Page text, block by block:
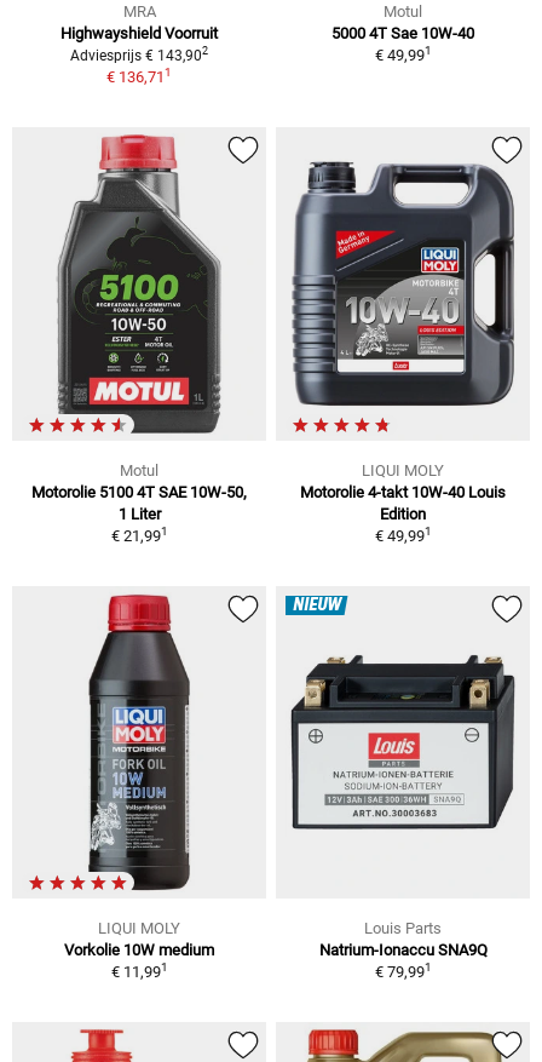
MRA
Highwayshield Voorruit
Adviesprijs € 143,902
€ 136,711
Motul
5000 4T Sae 10W-40
€ 49,991
Motul
Motorolie 5100 4T SAE 10W-50,
1 Liter
€ 21,991
LIQUI MOLY
Motorolie 4-takt 10W-40 Louis
Edition
€ 49,991
LIQUI MOLY
Vorkolie 10W medium
€ 11,991
NIEUW
Louis Parts
Natrium-Ionaccu SNA9Q
€ 79,991